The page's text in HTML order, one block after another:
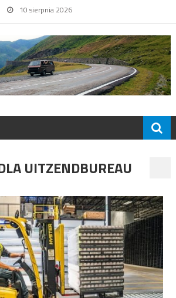
10 sierpnia 2026
UITZENDBUREAU